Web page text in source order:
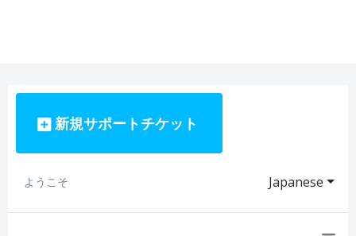
新規サポートチケット
Japanese
ようこそ